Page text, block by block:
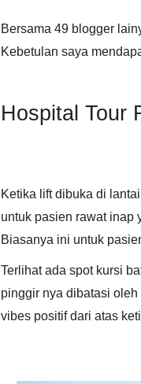
Bersama 49 blogger
Kebetulan saya
Hospital Tour
Ketika lift dibuka di
untuk pasien rawat inap
Biasanya ini untuk
Terlihat ada spot kursi
pinggir nya dibatasi
vibes positif dari atas